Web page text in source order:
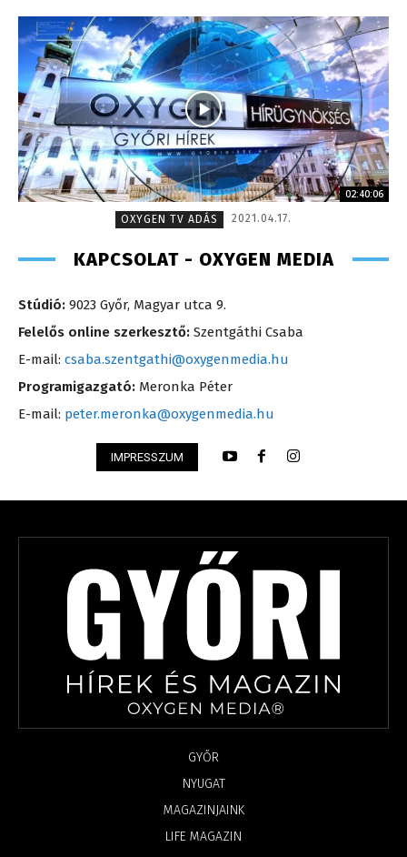
02:40:06
OXYGEN TV ADÁS
2021.04.17.
KAPCSOLAT - OXYGEN MEDIA
Stúdió: 9023 Győr, Magyar utca 9.
Felelős online szerkesztő: Szentgáthi Csaba
E-mail: csaba.szentgathi@oxygenmedia.hu
Programigazgató: Meronka Péter
E-mail: peter.meronka@oxygenmedia.hu
IMPRESSZUM
GYŐR
NYUGAT
MAGAZINJAINK
LIFE MAGAZIN